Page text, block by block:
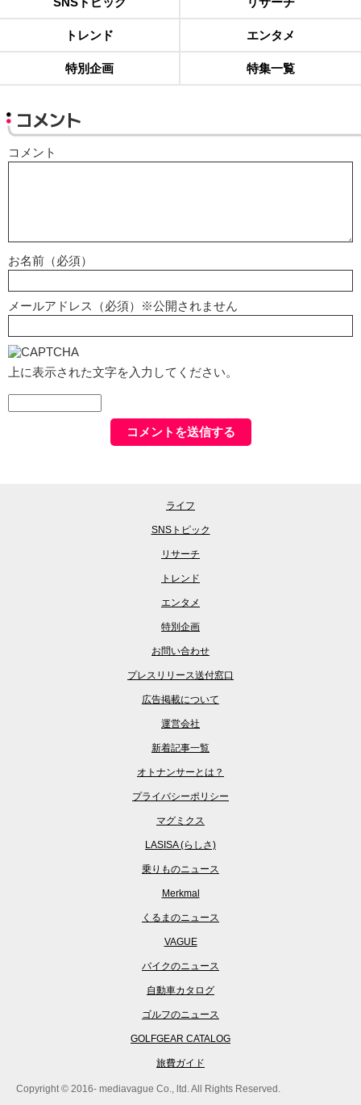
トレンド エンタメ
特別企画 特集一覧
コメント
コメント
お名前（必須）
メールアドレス（必須）※公開されません
上に表示された文字を入力してください。
ライフ
SNSトピック
リサーチ
トレンド
エンタメ
特別企画
お問い合わせ
プレスリリース送付窓口
広告掲載について
運営会社
新着記事一覧
オトナンサーとは？
プライバシーポリシー
マグミクス
LASISA (らしさ)
乗りものニュース
Merkmal
くるまのニュース
VAGUE
バイクのニュース
自動車カタログ
ゴルフのニュース
GOLFGEAR CATALOG
旅費ガイド
Copyright © 2016- mediavague Co., ltd. All Rights Reserved.